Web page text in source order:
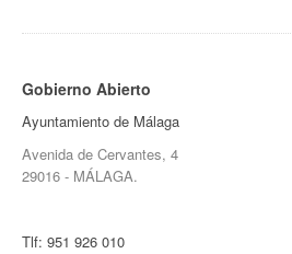
Gobierno Abierto
Ayuntamiento de Málaga
Avenida de Cervantes, 4
29016 - MÁLAGA.
Tlf: 951 926 010